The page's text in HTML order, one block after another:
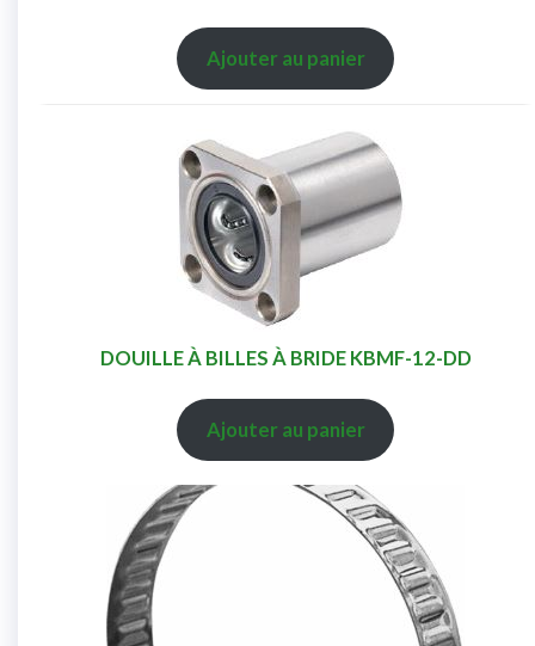
Ajouter au panier
DOUILLE À BILLES À BRIDE KBMF-12-DD
Ajouter au panier